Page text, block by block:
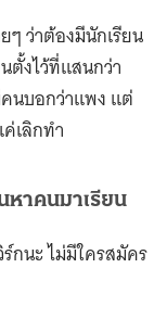
ๆ ว่าต้องมีนักเรียน
ตั้งไว้ที่แสนกว่า
นบอกว่าแพง แต่
เลิกทำ
าคนมาเรียน
กนะ ไม่มีใครสมัคร